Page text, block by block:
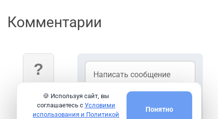
Комментарии
Гость🍪 Используя сайт, вы
соглашаетесь с Условими
использования и Политикой
Понятно